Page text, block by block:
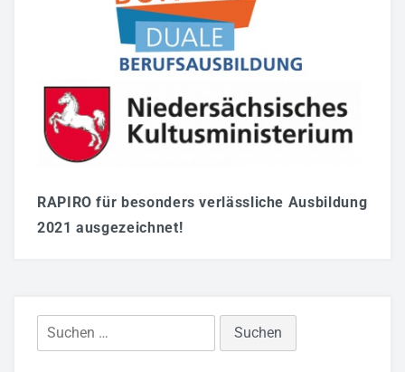
RAPIRO für besonders verlässliche Ausbildung
2021 ausgezeichnet!
Suchen
nach: